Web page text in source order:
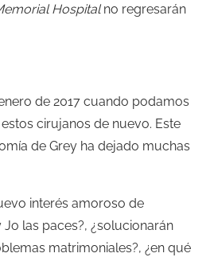
Hospitalno regresarán
de 2017 cuando podamos
cirujanos de nuevo. Este
de Grey ha dejado muchas
interés amoroso de
Jo las paces?, ¿solucionarán
matrimoniales?, ¿en qué